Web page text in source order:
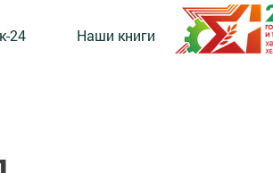
24 Наши книги